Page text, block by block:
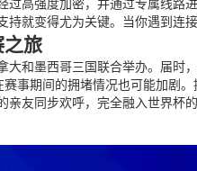
高强度加密，并通过专属线路
就变得尤为关键。当你遇到连
之旅
和墨西哥三国联合举办。届
事期间的拥堵情况也可能加剧
友同步欢呼，完全融入世界杯的